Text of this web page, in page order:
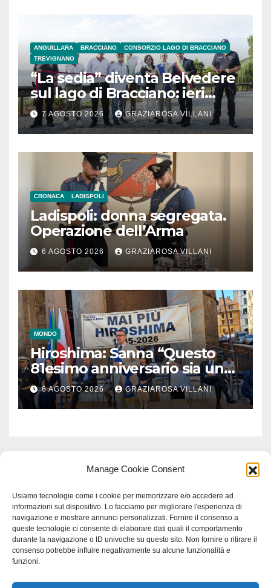
Manage Cookie Consent
Usiamo tecnologie come i cookie per memorizzare e/o accedere ad
informazioni sul dispositivo. Lo facciamo per migliorare l'esperienza di
navigazione e mostrare annunci personalizzati. Fornire il consenso a
queste tecnologie ci consente di elaborare dati quali il comportamento
durante la navigazione o ID univoche su questo sito. Non fornire o ritirare il
consenso potrebbe influire negativamente su alcune funzionalità e
funzioni.
ANGUILLARA BRACCIANO
CONSORZIO LAGO DI BRACCIANO
TREVIGNANO
“La sedia” diventa Belvedere
sul lago di Bracciano: ieri
l’inaugurazione
7 AGOSTO 2026 GRAZIAROSA VILLANI
CRONACA LADISPOLI
Ladispoli: donna segregata.
Operazione dell’Arma
6 AGOSTO 2026 GRAZIAROSA VILLANI
MONDO
Hiroshima: Sanna “Questo
81esimo anniversario sia un
monito per tutti”
6 AGOSTO 2026 GRAZIAROSA VILLANI